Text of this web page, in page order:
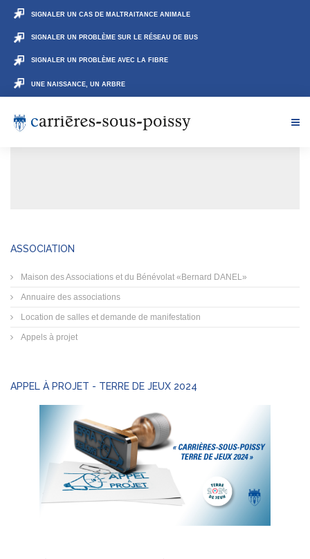
SIGNALER UN CAS DE MALTRAITANCE ANIMALE
SIGNALER UN PROBLÈME SUR LE RÉSEAU DE BUS
SIGNALER UN PROBLÈME AVEC LA FIBRE
UNE NAISSANCE, UN ARBRE
ASSOCIATION
Maison des Associations et du Bénévolat «Bernard DANEL»
Annuaire des associations
Location de salles et demande de manifestation
Appels à projet
APPEL À PROJET - TERRE DE JEUX 2024